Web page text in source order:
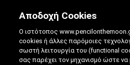
Αποδοχή Cookies
Ο ιστότοπος
cookies ή άλλες παρόμοιες
σωστή λειτουργία του (functional
σας παρέχει τον μηχανισμό ώστε να